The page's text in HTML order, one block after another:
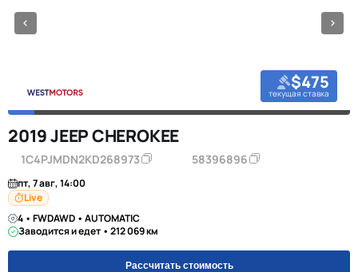
$475
текущая ставка
2019 JEEP CHEROKEE
1C4PJMDN2KD268973 58396896
пт, 7 авг, 14:00
Live
4 • FWDAWD • AUTOMATIC
Заводится и едет • 212 069 км
Рассчитать стоимость